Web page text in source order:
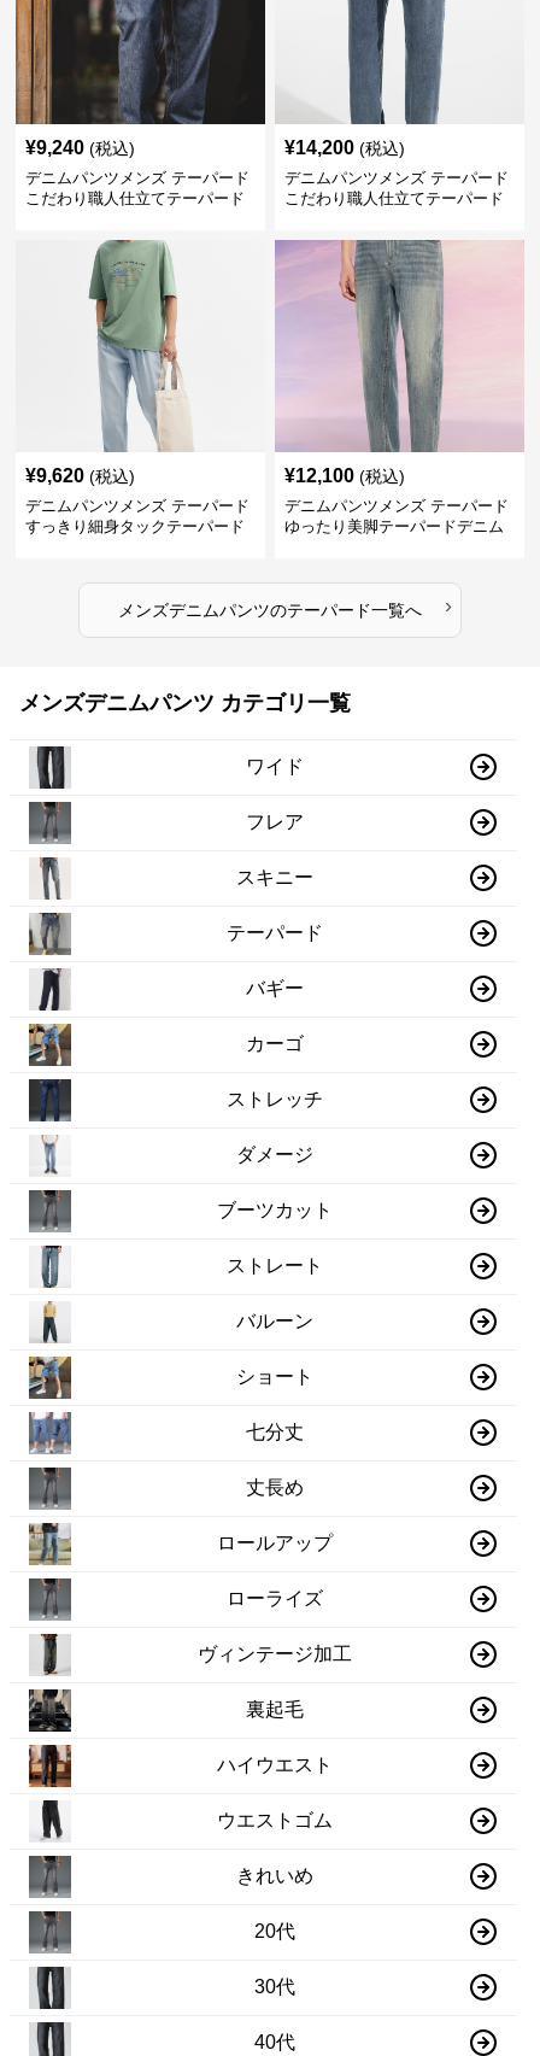
¥9,240 (税込)
デニムパンツメンズ テーパード
こだわり職人仕立てテーパード
¥14,200 (税込)
デニムパンツメンズ テーパード
こだわり職人仕立てテーパード
¥9,620 (税込)
デニムパンツメンズ テーパード
すっきり細身タックテーパード
¥12,100 (税込)
デニムパンツメンズ テーパード
ゆったり美脚テーパードデニム
メンズデニムパンツのテーパード一覧へ ›
メンズデニムパンツ カテゴリ一覧
ワイド
フレア
スキニー
テーパード
バギー
カーゴ
ストレッチ
ダメージ
ブーツカット
ストレート
バルーン
ショート
七分丈
丈長め
ロールアップ
ローライズ
ヴィンテージ加工
裏起毛
ハイウエスト
ウエストゴム
きれいめ
20代
30代
40代